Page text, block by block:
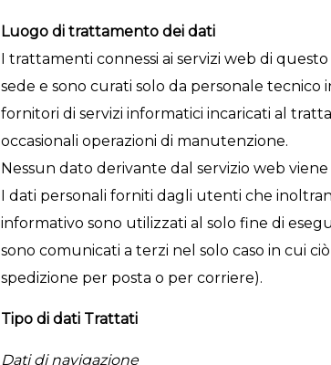
Luogo di trattamento dei dati
I trattamenti connessi ai servizi web di
sede e sono curati solo da personale
fornitori di servizi informatici incaricati al
occasionali operazioni di manutenzione.
Nessun dato derivante dal servizio web
I dati personali forniti dagli utenti che
informativo sono utilizzati al solo fine di
sono comunicati a terzi nel solo caso in cui
spedizione per posta o per corriere).
Tipo di dati Trattati
Dati di navigazione